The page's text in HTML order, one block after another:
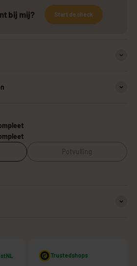
bij mij? Start de check
Potvulling
Trustedshops